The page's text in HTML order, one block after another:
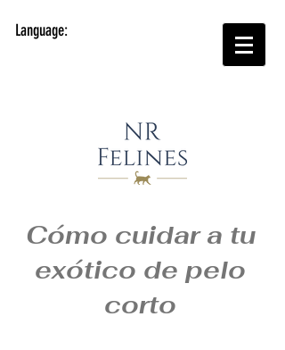
Language:
Cómo cuidar a tu
exótico de pelo
corto